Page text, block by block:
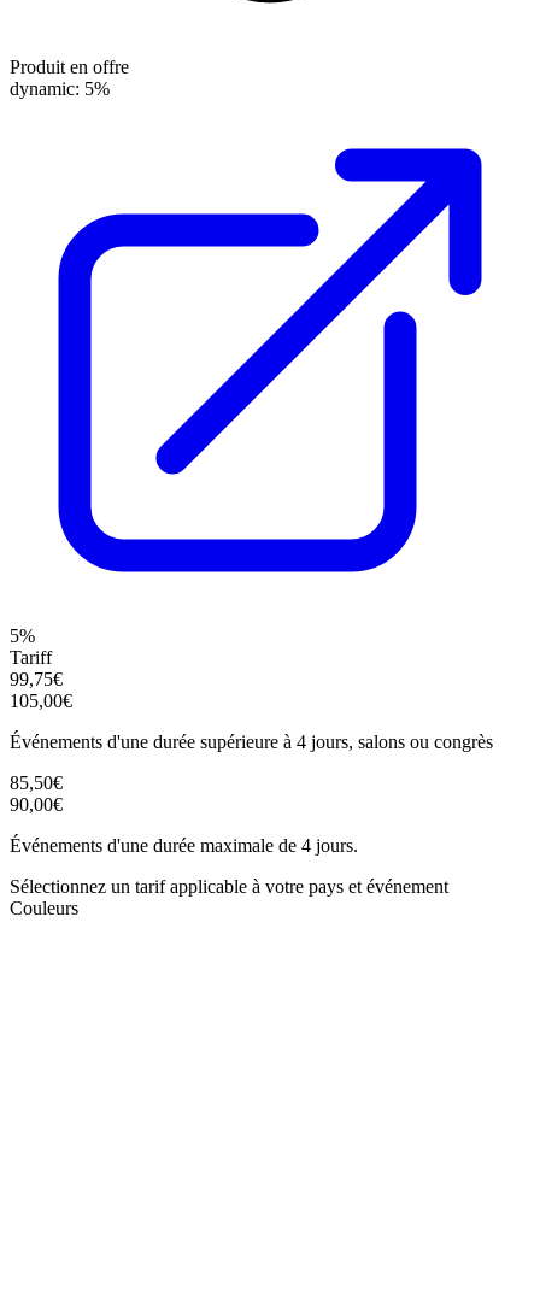
Produit en offre
dynamic: 5%
5%
Tariff
99,75€
105,00€
Événements d'une durée supérieure à 4 jours, salons ou congrès
85,50€
90,00€
Événements d'une durée maximale de 4 jours.
Sélectionnez un tarif applicable à votre pays et événement
Couleurs